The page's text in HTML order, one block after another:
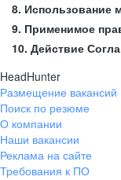
8. Использование
9. Применимое
10. Действие
HeadHunter
Размещение вакансий
Поиск по резюме
О компании
Наши вакансии
Реклама на сайте
Требования к ПО